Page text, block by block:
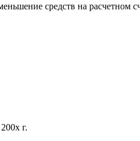
средств на расчетном
г.